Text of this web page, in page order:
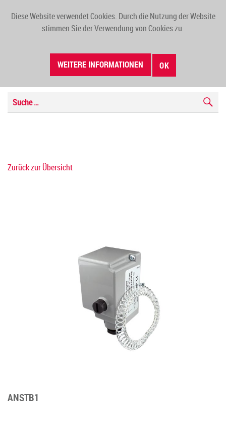
Diese Website verwendet Cookies. Durch die Nutzung der Website
stimmen Sie der Verwendung von Cookies zu.
WEITERE INFORMATIONEN OK
Zurück zur Übersicht
ANSTB1